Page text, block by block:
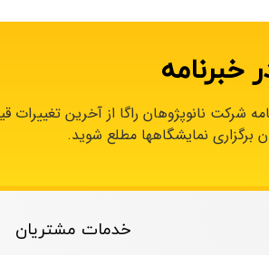
شرکت نانوپژوهان راگا از آخرین
برگزاری نمایشگاهها مطلع شوید.
خدمات مشتریان